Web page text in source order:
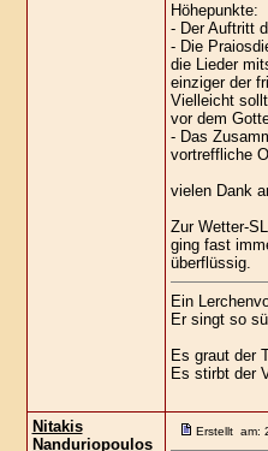
Höhepunkte:
- Der Auftritt
- Die
die Lieder
einziger der
Vielleicht
vor dem
- Das
vortreffliche
vielen Dank
Zur Wetter-
ging fast
überflüssig.
Ein
Er singt so
Es graut der
Es stirbt der
Nitakis
Nanduriopoulos
Erstellt am: